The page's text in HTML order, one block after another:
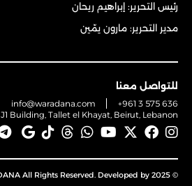
رئيس التحرير: إبراهيم ريحان
مدير التحرير: مارون يمّين
للتواصل معنا
info@waradana.com
+961 3 575 636
J1 Building, Tallet el Khayat, Beirut, Lebanon
© 2025 WARADANA All Rights Reserved. Developed by